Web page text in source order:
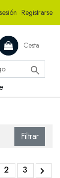
· Registrarse
Cesta

Filtrar
2 3 